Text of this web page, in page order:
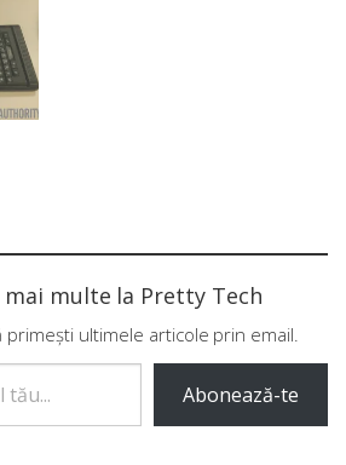
mai multe la Pretty Tech
primești ultimele articole prin email.
Abonează-te